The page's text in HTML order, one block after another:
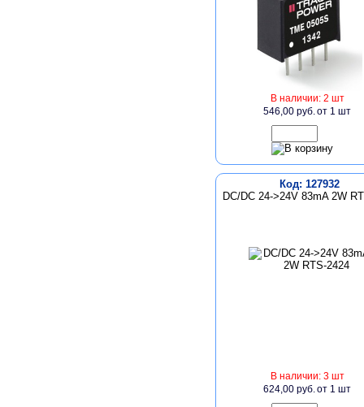
В наличии: 2 шт
546,00 руб.от 1 шт
Код: 127932
DC/DC 24->24V 83mA 2W
В наличии: 3 шт
624,00 руб.от 1 шт